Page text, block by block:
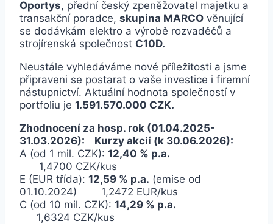
Oportys, přední český zpeněžovatel majetku a
transakční poradce, skupina MARCO věnující
se dodávkám elektro a výrobě rozvaděčů a
strojírenská společnost C10D.
Neustále vyhledáváme nové příležitosti a jsme
připraveni se postarat o vaše investice i firemní
nástupnictví. Aktuální hodnota společností v
portfoliu je 1.591.570.000 CZK.
Zhodnocení za hosp. rok (01.04.2025-
31.03.2026): Kurzy akcií (k 30.06.2026):
A (od 1 mil. CZK): 12,40 % p.a.
1,4700 CZK/kus
E (EUR třída): 12,59 % p.a. (emise od
01.10.2024) 1,2472 EUR/kus
C (od 10 mil. CZK): 14,29 % p.a.
1,6324 CZK/kus